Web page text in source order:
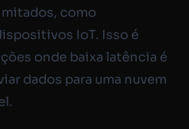
como
IoT. Isso é
onde baixa latência é
dados para uma nuvem